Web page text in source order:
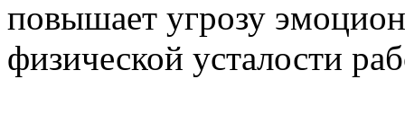
повышает угрозу
физической усталости